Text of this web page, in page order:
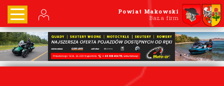
Powiat Makowski
Baza firm